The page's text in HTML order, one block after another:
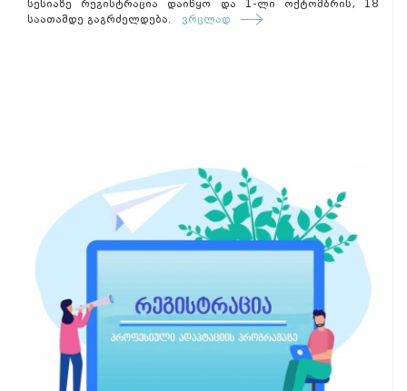
სესიაზე რეგისტრაცია დაიწყო და 1-ლი ოქტომბრის, 18
საათამდე გაგრძელდება. ვრცლად